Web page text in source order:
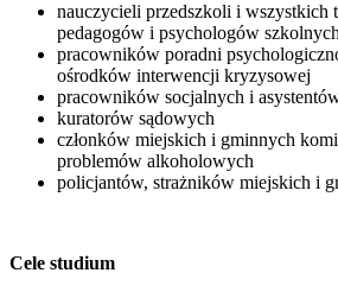
nauczycieli przedszkoli i wszystkich
pedagogów i psychologów szkolnych
pracowników poradni
ośrodków interwencji kryzysowej
pracowników socjalnych i
kuratorów sądowych
członków miejskich i gminnych
problemów alkoholowych
policjantów, strażników miejskich i
Cele studium